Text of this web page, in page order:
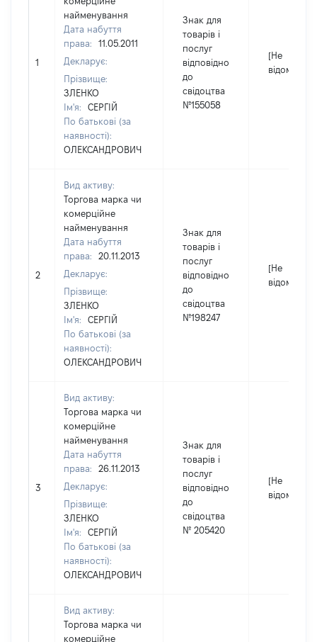
1
найменування
Дата набуття
права:
11.05.2011
Декларує:
Прізвище:
ЗЛЕНКО
Ім'я:
СЕРГІЙ
По батькові (за
наявності):
ОЛЕКСАНДРОВИЧ
Знак для
товарів і
послуг
відповідно
до
свідоцтва
№155058
[Не
відомо]
2
Вид активу:
Торгова марка чи
комерційне
найменування
Дата набуття
права:
20.11.2013
Декларує:
Прізвище:
ЗЛЕНКО
Ім'я:
СЕРГІЙ
По батькові (за
наявності):
ОЛЕКСАНДРОВИЧ
Знак для
товарів і
послуг
відповідно
до
свідоцтва
№198247
[Не
відомо]
3
Вид активу:
Торгова марка чи
комерційне
найменування
Дата набуття
права:
26.11.2013
Декларує:
Прізвище:
ЗЛЕНКО
Ім'я:
СЕРГІЙ
По батькові (за
наявності):
ОЛЕКСАНДРОВИЧ
Знак для
товарів і
послуг
відповідно
до
свідоцтва
№ 205420
[Не
відомо]
Вид активу:
Торгова марка чи
комерційне